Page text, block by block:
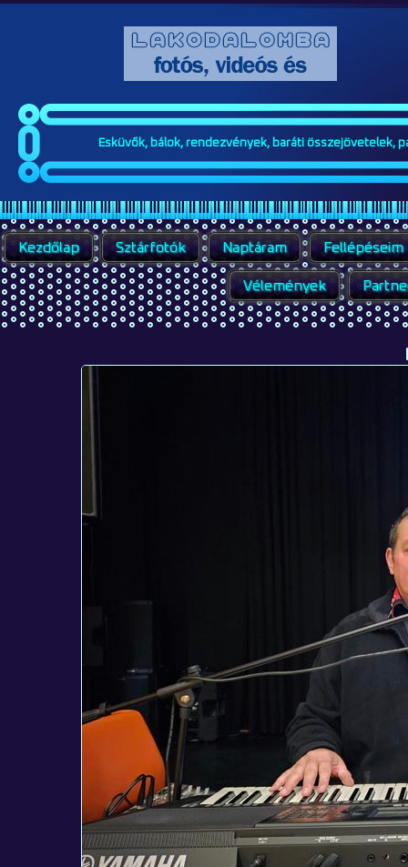
Esküvők, bálok, rendezvények, baráti összejövetelek,
Kezdőlap Sztárfotók Naptáram Fellépéseim
Vélemények